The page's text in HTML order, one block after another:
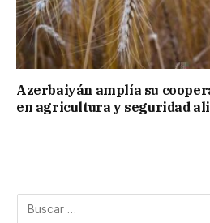
Azerbaiyán amplía su
en agricultura y seguridad